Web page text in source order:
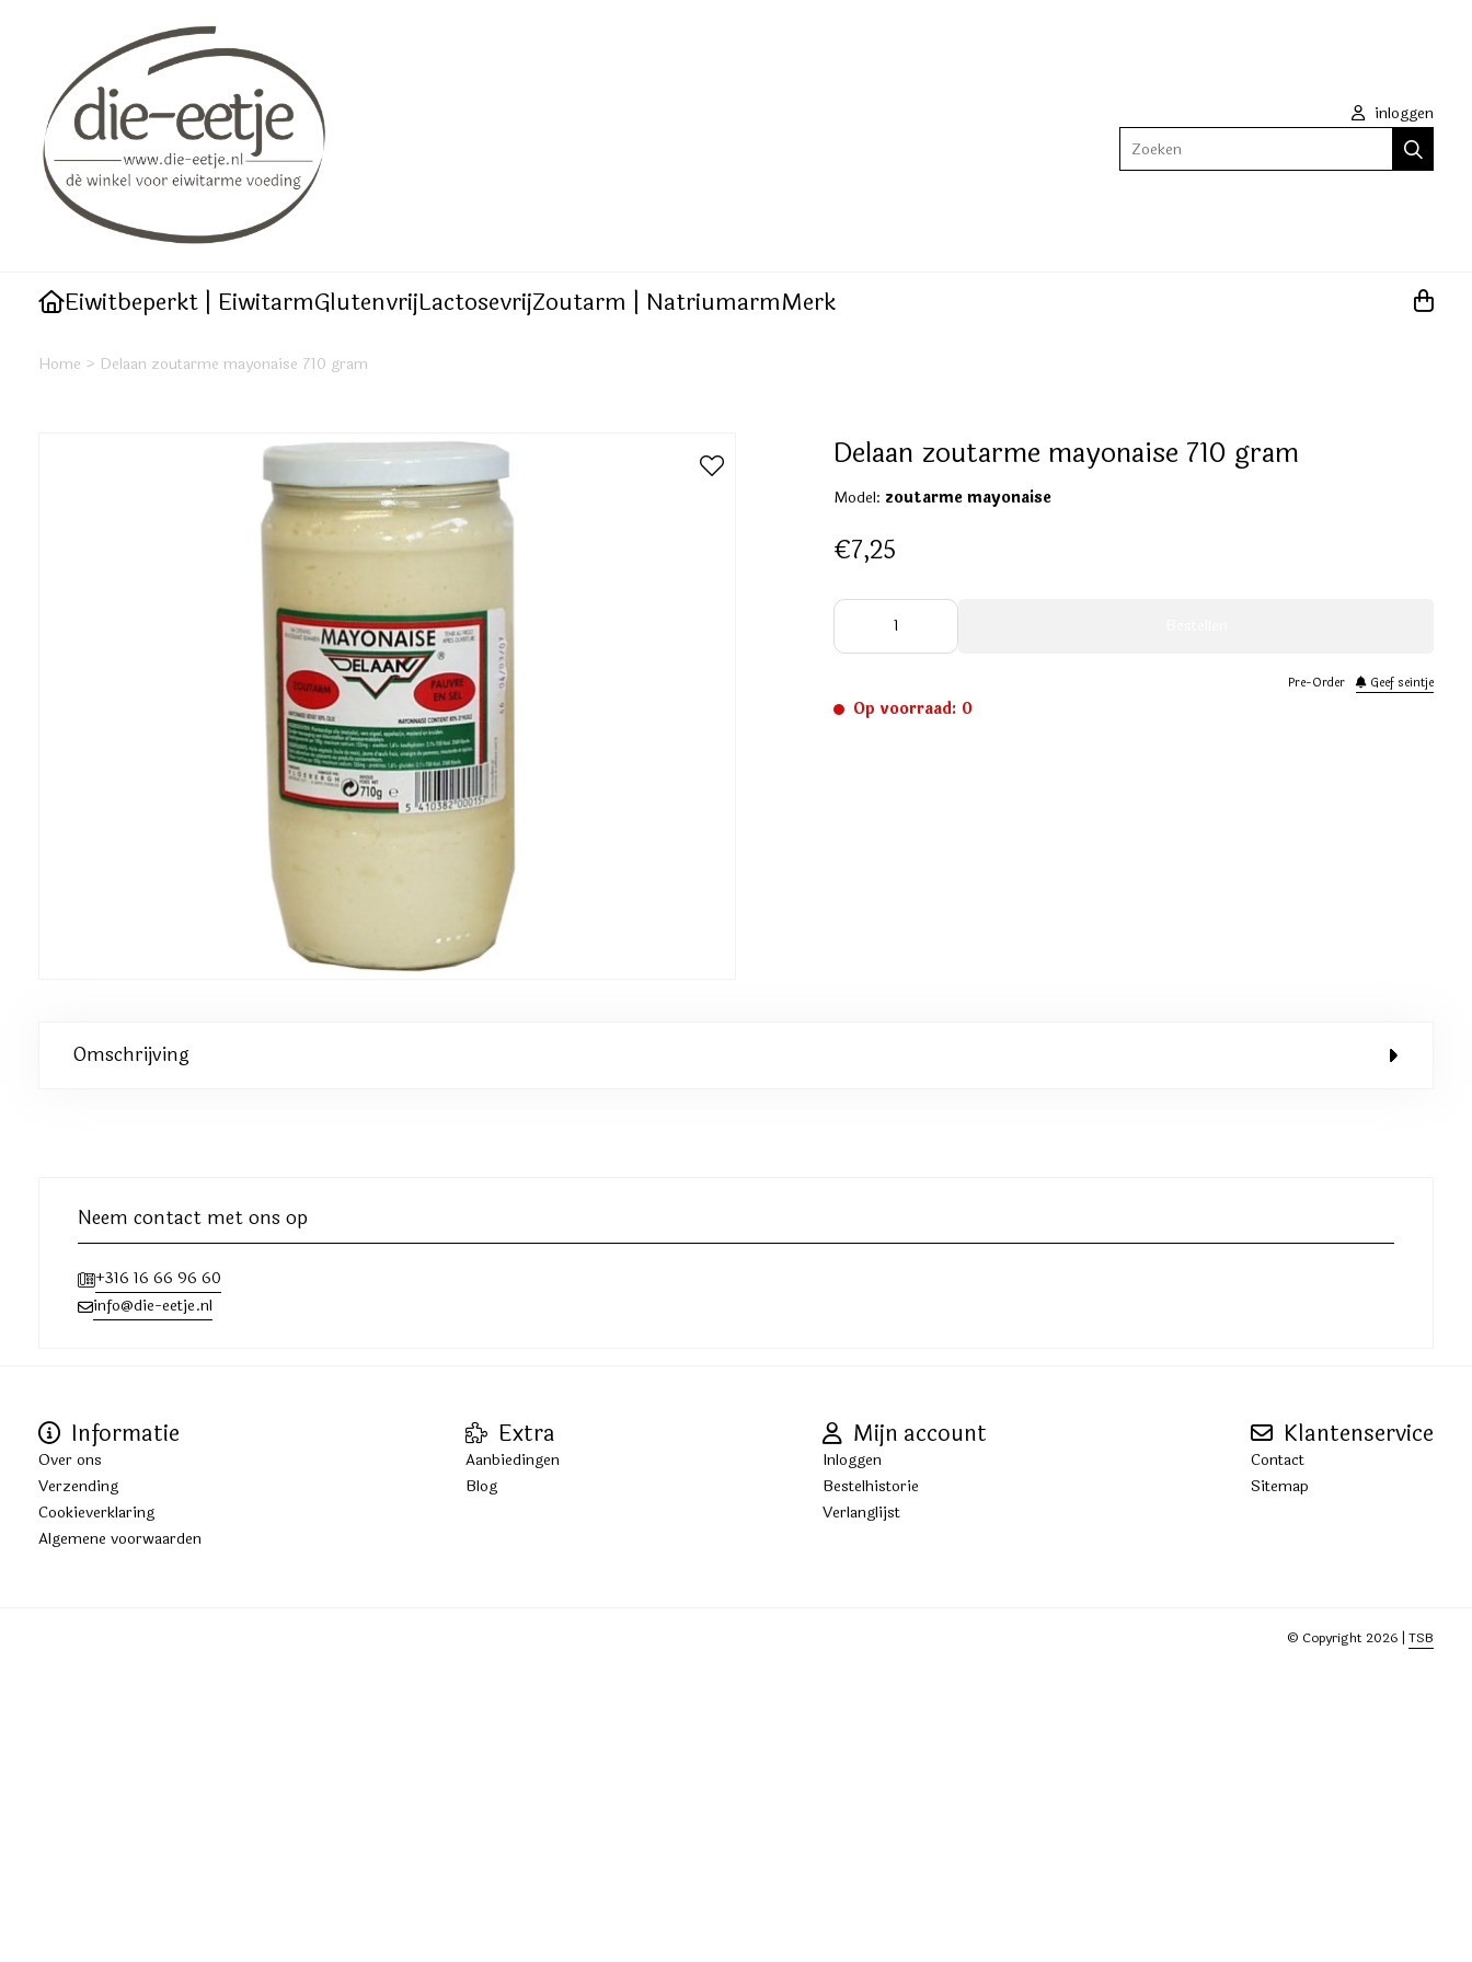
inloggen
Zoeken
Eiwitbeperkt | EiwitarmGlutenvrijLactosevrijZoutarm | NatriumarmMerk
Home > Delaan zoutarme mayonaise 710 gram
Delaan zoutarme mayonaise 710 gram
Model: zoutarme mayonaise
€7,25
Pre-Order Geef seintje
Op voorraad: 0
Omschrijving
Neem contact met ons op
+316 16 66 96 60
info@die-eetje.nl
Informatie
Over ons
Verzending
Cookieverklaring
Algemene voorwaarden
Extra
Aanbiedingen
Blog
Mijn account
Inloggen
Bestelhistorie
Verlanglijst
Klantenservice
Contact
Sitemap
© Copyright 2026 | TSB